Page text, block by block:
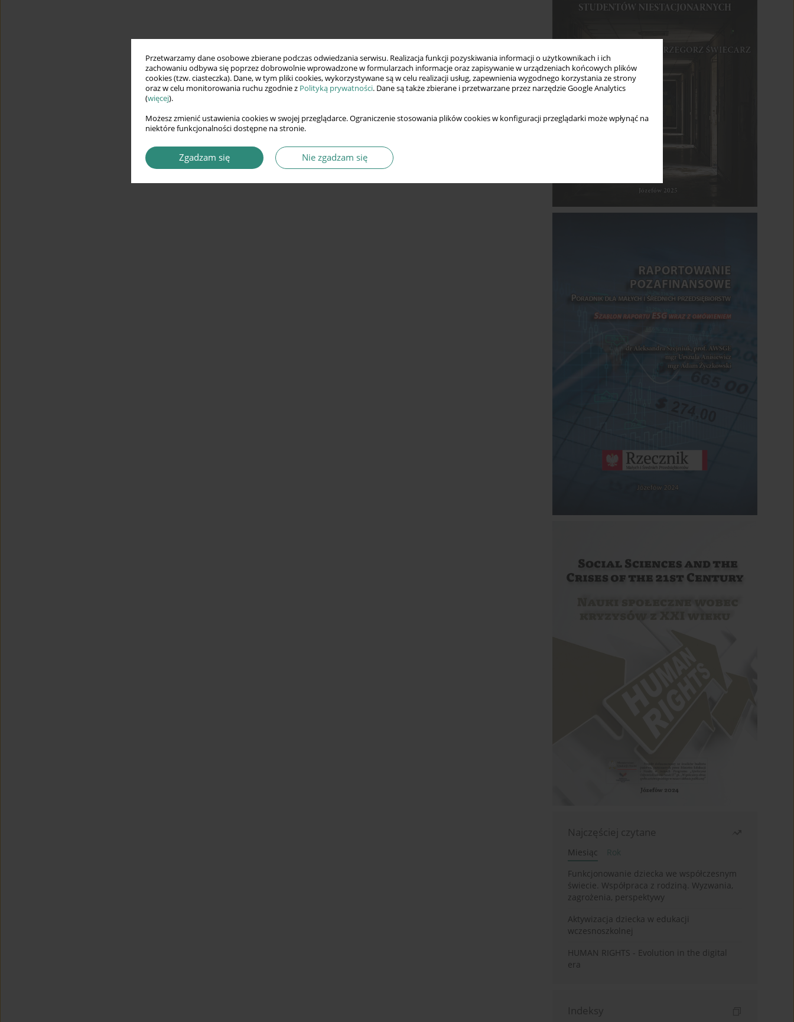
Przetwarzamy dane osobowe zbierane podczas odwiedzania serwisu. Realizacja funkcji pozyskiwania informacji o użytkownikach i ich
zachowaniu odbywa się poprzez dobrowolnie wprowadzone w formularzach informacje oraz zapisywanie w urządzeniach końcowych plików
cookies (tzw. ciasteczka). Dane, w tym pliki cookies, wykorzystywane są w celu realizacji usług, zapewnienia wygodnego korzystania ze strony
oraz w celu monitorowania ruchu zgodnie z Polityką prywatności. Dane są także zbierane i przetwarzane przez narzędzie Google Analytics
(więcej).
Możesz zmienić ustawienia cookies w swojej przeglądarce. Ograniczenie stosowania plików cookies w konfiguracji przeglądarki może wpłynąć na
niektóre funkcjonalności dostępne na stronie.
Zgadzam się Nie zgadzam się
Najczęściej czytane
Miesiąc
Rok
Funkcjonowanie dziecka we współczesnym
świecie. Współpraca z rodziną. Wyzwania,
zagrożenia, perspektywy
Aktywizacja dziecka w edukacji
wczesnoszkolnej
HUMAN RIGHTS - Evolution in the digital
era
Indeksy